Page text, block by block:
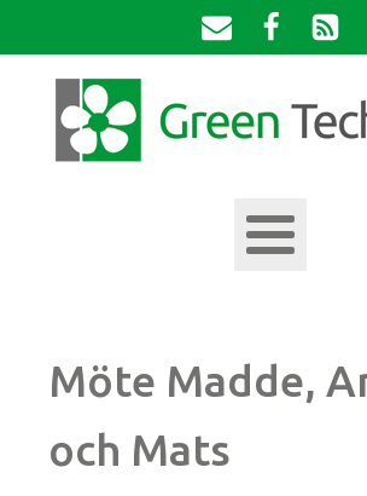
Möte Madde,
och Mats